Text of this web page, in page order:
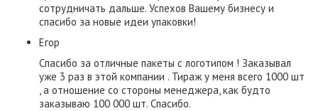
сотрудничать дальше. Успехов Вашему бизнесу и
спасибо за новые идеи упаковки!
Егор
Спасибо за отличные пакеты с логотипом ! Заказывал
уже 3 раз в этой компании . Тираж у меня всего 1000 шт
, а отношение со стороны менеджера, как будто
заказываю 100 000 шт. Спасибо.